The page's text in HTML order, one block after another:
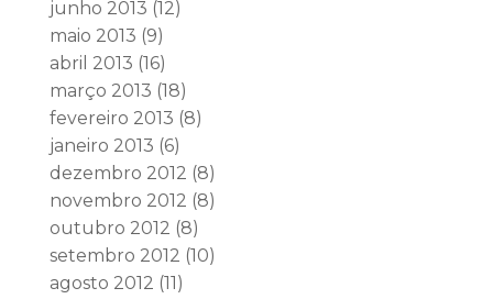
junho 2013 (12)
maio 2013 (9)
abril 2013 (16)
março 2013 (18)
fevereiro 2013 (8)
janeiro 2013 (6)
dezembro 2012 (8)
novembro 2012 (8)
outubro 2012 (8)
setembro 2012 (10)
agosto 2012 (11)